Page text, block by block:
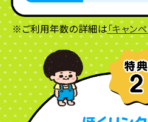
※ご利用年数の詳細は「キャン